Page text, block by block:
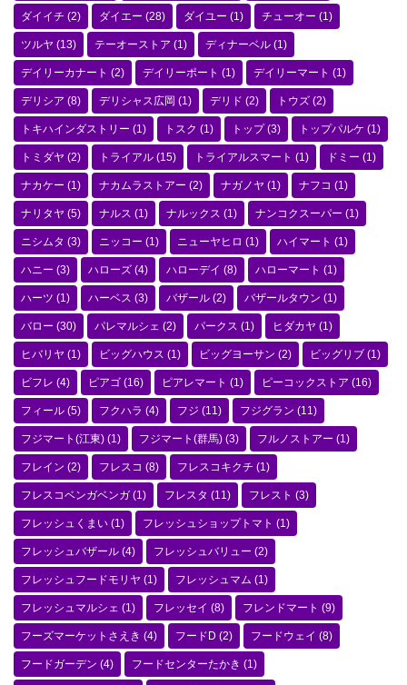
ダイイチ (2) ダイエー (28) ダイユー (1) チューオー (1)
ツルヤ (13) テーオーストア (1) ディナーベル (1)
デイリーカナート (2) デイリーポート (1) デイリーマート (1)
デリシア (8) デリシャス広岡 (1) デリド (2) トウズ (2)
トキハインダストリー (1) トスク (1) トップ(3) トップパルケ (1)
トミダヤ (2) トライアル (15) トライアルスマート (1) ドミー (1)
ナカケー (1) ナカムラストアー (2) ナガノヤ (1) ナフコ (1)
ナリタヤ (5) ナルス (1) ナルックス (1) ナンコクスーパー (1)
ニシムタ (3) ニッコー (1) ニューヤヒロ (1) ハイマート (1)
ハニー (3) ハローズ (4) ハローデイ (8) ハローマート (1)
ハーツ (1) ハーベス (3) バザール (2) バザールタウン (1)
バロー (30) パレマルシェ (2) パークス (1) ヒダカヤ (1)
ヒバリヤ (1) ビッグハウス (1) ビッグヨーサン (2) ビッグリブ (1)
ビフレ (4) ピアゴ (16) ピアレマート (1) ピーコックストア (16)
フィール (5) フクハラ (4) フジ (11) フジグラン (11)
フジマート(江東) (1) フジマート(群馬) (3) フルノストアー (1)
フレイン (2) フレスコ (8) フレスコキクチ (1)
フレスコベンガベンガ (1) フレスタ (11) フレスト (3)
フレッシュくまい (1) フレッシュショップトマト (1)
フレッシュバザール (4) フレッシュバリュー (2)
フレッシュフードモリヤ (1) フレッシュマム (1)
フレッシュマルシェ (1) フレッセイ (8) フレンドマート (9)
フーズマーケットさえき (4) フードD (2) フードウェイ (8)
フードガーデン (4) フードセンターたかき (1)